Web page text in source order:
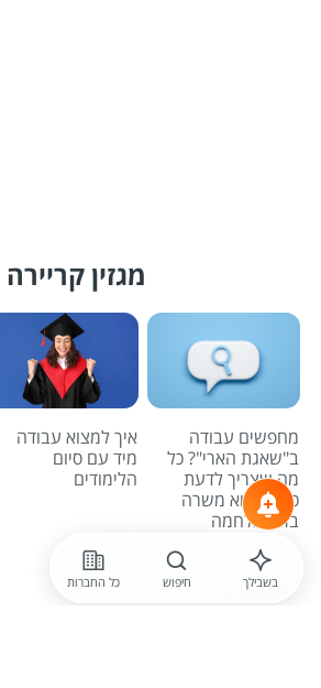
מגזין קריירה
מחפשים עבודה
ב"שאגת הארי"? כל
מה שצריך לדעת
כדי למצוא משרה
בזמן מלחמה
איך למצוא עבודה
מיד עם סיום
הלימודים
לכל הכתבות
בשבילך חיפוש כל החברות